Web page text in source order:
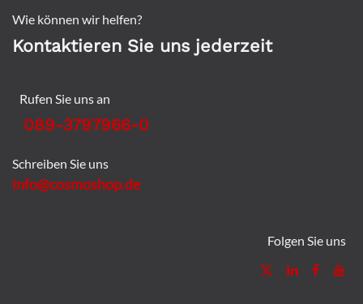
Wie können wir helfen?
Kontaktieren Sie uns jederzeit
Rufen Sie uns an
089-3797966-0
Schreiben Sie uns
info@cosmoshop.de
Folgen Sie uns